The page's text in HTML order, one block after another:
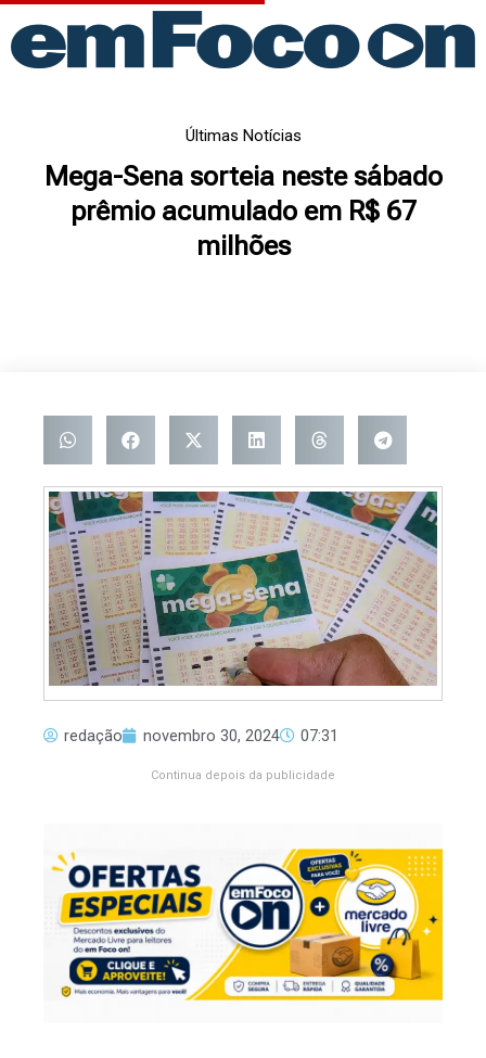
para
Últimas Notícias
Mega-Sena sorteia neste sábado
prêmio acumulado em R$ 67
milhões
redação novembro 30, 2024 07:31
Continua depois da publicidade